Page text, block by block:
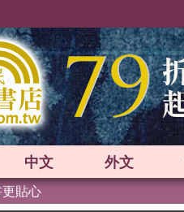
中文 外文
貼心